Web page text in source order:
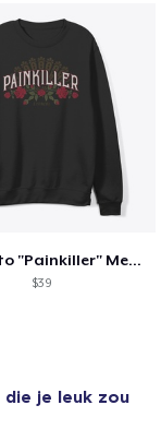
Jon Dretto "Painkiller" Merch Collection
$39
die je leuk zou